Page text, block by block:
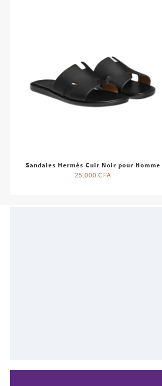
Sandales Hermès Cuir Noir pour Homme
25.000CFA